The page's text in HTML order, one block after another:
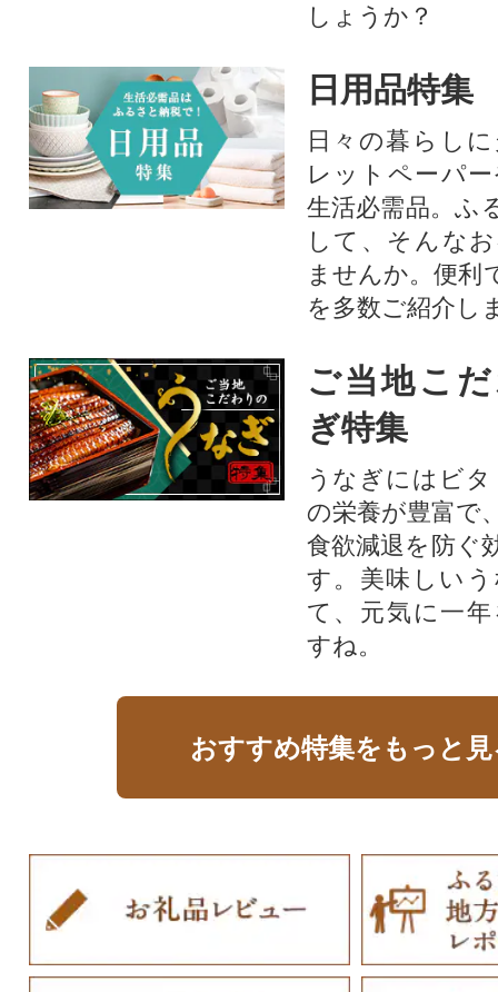
しょうか？
日用品特集
日々の暮らし
レットペーパ
生活必需品。ふ
して、そんな
ませんか。便利
を多数ご紹介し
ご当地こ
ぎ特集
うなぎにはビ
の栄養が豊富で
食欲減退を防ぐ
す。美味しい
て、元気に一
すね。
おすすめ特集をもっと